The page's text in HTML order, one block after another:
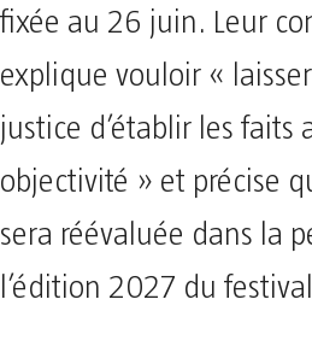
fixée au 26 juin. Leur
explique vouloir «
justice d’établir les faits
objectivité » et précise
sera réévaluée dans la
l’édition 2027 du